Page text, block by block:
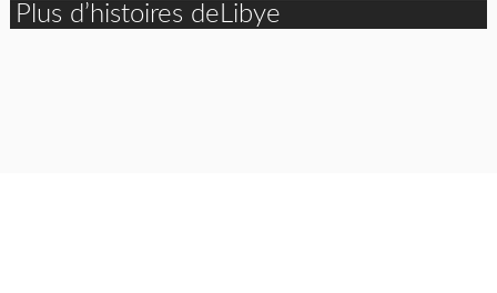
Plus d’histoires deLibye